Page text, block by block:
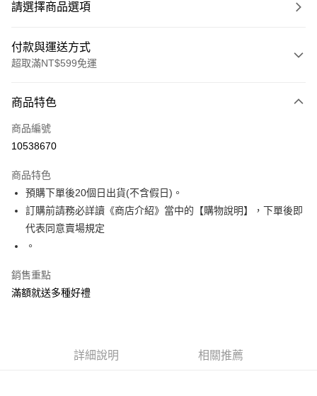
請選擇商品選項
付款與運送方式
超取滿NT$599免運
信用卡一次付款
ATM付款
運送方式
付款後全家取貨.
每筆NT$130，滿NT$599(含以上)免運費
宅配
商品特色
商品編號
10538670
商品特色
預購下單後20個日出貨(不含假日)。
訂購前請務必詳讀《商店介紹》當中的【購物說明】，下單後即
代表同意賣場規定
。
銷售重點
滿額就送多種好禮
詳細說明 相關推薦